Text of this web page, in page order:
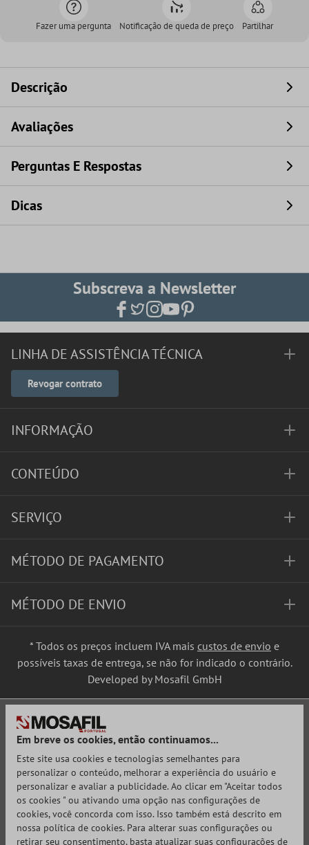
Fazer uma pergunta Notificação de queda de preço Partilhar
Descrição
Avaliações
Perguntas E Respostas
Dicas
Subscreva a Newsletter
LINHA DE ASSISTÊNCIA TÉCNICA
Revogar contrato
INFORMAÇÃO
CONTEÚDO
SERVIÇO
MÉTODO DE PAGAMENTO
MÉTODO DE ENVIO
* Todos os preços incluem IVA mais custos de envio e
possíveis taxas de entrega, se não for indicado o contrário.
Developed by Mosafil GmbH
Em breve os cookies, então continuamos...
Este site usa cookies e tecnologias semelhantes para
personalizar o conteúdo, melhorar a experiência do usuário e
personalizar e avaliar a publicidade. Ao clicar em "Aceitar todos
os cookies " ou ativando uma opção nas configurações de
cookies, você concorda com isso. Isso também está descrito em
nossa política de cookies. Para alterar suas configurações ou
retirar seu consentimento, basta atualizar suas configurações de